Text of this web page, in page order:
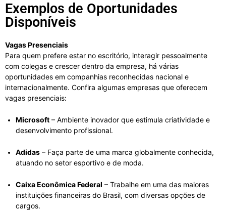
Exemplos de Oportunidades
Disponíveis
Vagas Presenciais
Para quem prefere estar no escritório, interagir pessoalmente
com colegas e crescer dentro da empresa, há várias
oportunidades em companhias reconhecidas nacional e
internacionalmente. Confira algumas empresas que oferecem
vagas presenciais:
Microsoft – Ambiente inovador que estimula criatividade e
desenvolvimento profissional.
Adidas – Faça parte de uma marca globalmente conhecida,
atuando no setor esportivo e de moda.
Caixa Econômica Federal – Trabalhe em uma das maiores
instituições financeiras do Brasil, com diversas opções de
cargos.